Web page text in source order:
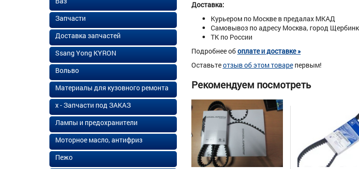
Доставка:
Курьером по Москве в предалах МКАД
Самовывоз по адресу Москва, город
ТК по России
Подробнее обоплате и доставке »
Оставьтеотзыв об этом товарепервым!
Рекомендуем посмотреть
Запчасти
Доставка запчастей
Ssang Yong KYRON
Вольво
Материалы для кузовного ремонта
х - Запчасти под ЗАКАЗ
Лампы и предохранители
Моторное масло, антифриз
Пежо